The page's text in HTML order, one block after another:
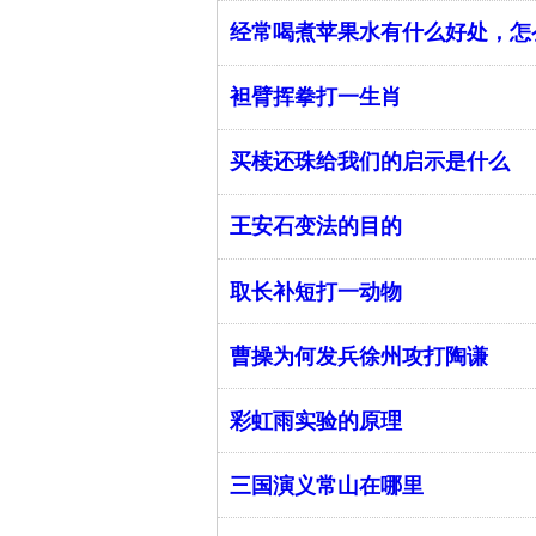
经常喝煮苹果水有什么好处，
袒臂挥拳打一生肖
买椟还珠给我们的启示是什么
王安石变法的目的
取长补短打一动物
曹操为何发兵徐州攻打陶谦
彩虹雨实验的原理
三国演义常山在哪里